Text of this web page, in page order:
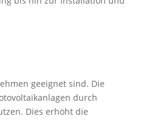
geeignet sind. Die
durch
Dies erhöht die